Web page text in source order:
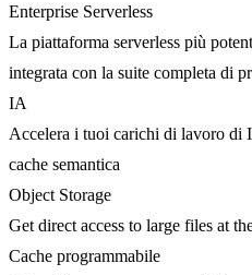
Enterprise Serverless
La piattaforma serverless più
integrata con la suite completa di
IA
Accelera i tuoi carichi di lavoro di
cache semantica
Object Storage
Get direct access to large files at
Cache programmabile